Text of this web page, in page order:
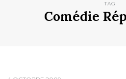
TAG
Comédie